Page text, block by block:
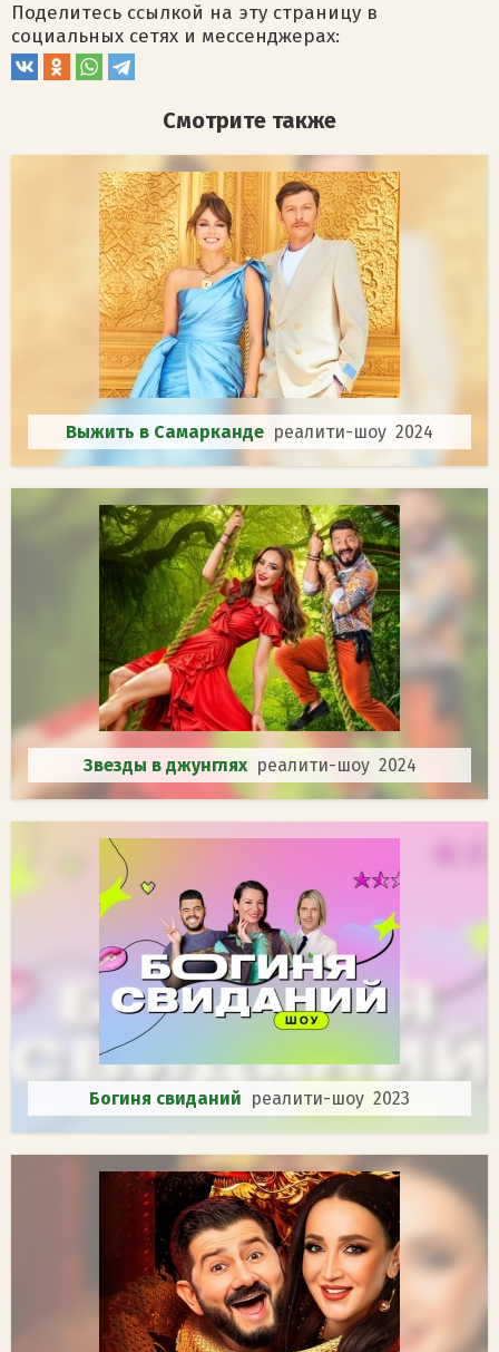
Поделитесь ссылкой на эту страницу в
социальных сетях и мессенджерах:
Смотрите также
Выжить в Самарканде реалити-шоу 2024
Звезды в джунглях реалити-шоу 2024
Богиня свиданий реалити-шоу 2023